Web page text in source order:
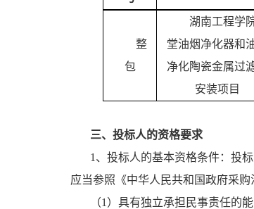
整
包
湖南工程学
堂油烟净化器和
净化陶瓷金属过
安装项目
三、投标人的资格要求
1、投标人的基本资格条件：投
应当参照《中华人民共和国政府采购
（1）具有独立承担民事责任的能